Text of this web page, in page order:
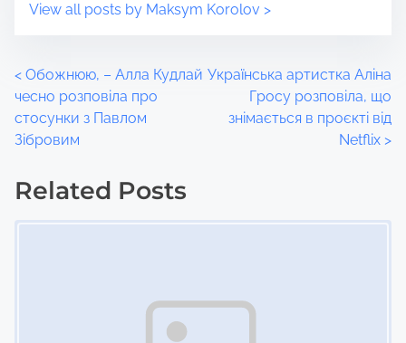
View all posts by Maksym Korolov >
P
o
s
t
< Обожнюю, – Алла Кудлай
чесно розповіла про
стосунки з Павлом
Зібровим
Українська артистка Аліна
Гросу розповіла, що
знімається в проєкті від
Netflix >
Related Posts